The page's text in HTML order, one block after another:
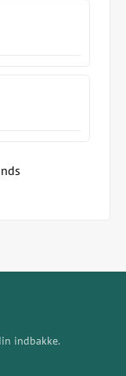
indbakke.